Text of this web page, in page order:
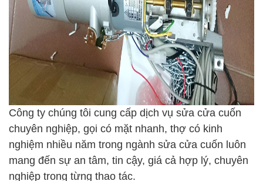
Công ty chúng tôi cung cấp dịch vụ sửa cửa cuốn
chuyên nghiệp, gọi có mặt nhanh, thợ có kinh
nghiệm nhiều năm trong ngành sửa cửa cuốn luôn
mang đến sự an tâm, tin cậy, giá cả hợp lý, chuyên
nghiệp trong từng thao tác.